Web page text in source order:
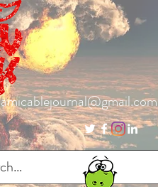
amicablejournal@gmail.com